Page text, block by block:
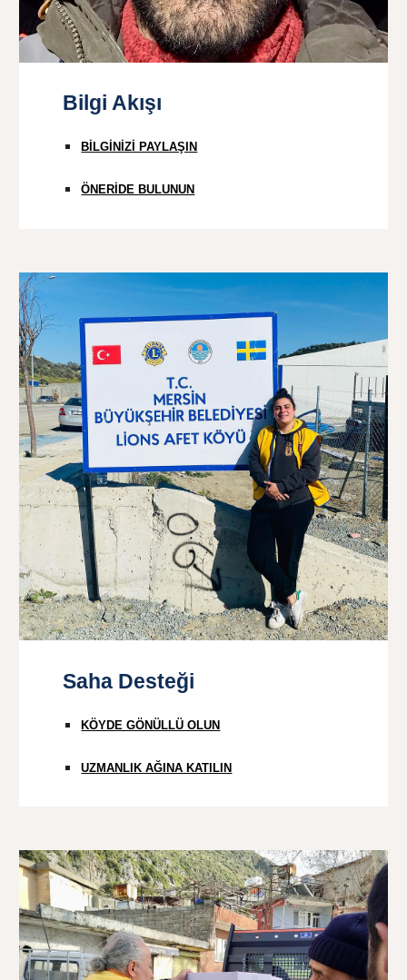
Bilgi Akışı
BİLGİNİZİ PAYLAŞIN
ÖNERİDE BULUNUN
Saha Desteği
KÖYDE GÖNÜLLÜ OLUN
UZMANLIK AĞINA KATILIN